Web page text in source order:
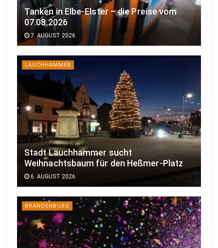
Tanken in Elbe-Elster – die Preise vom
07.08.2026
7. AUGUST 2026
LAUCHHAMMER
Stadt Lauchhammer sucht
Weihnachtsbaum für den Heßmer-Platz
6. AUGUST 2026
BRANDENBURG